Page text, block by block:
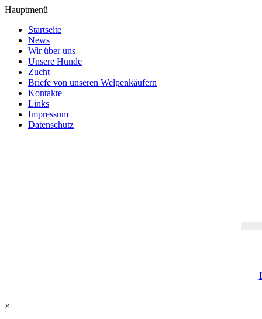
Hauptmenü
Startseite
News
Wir über uns
Unsere Hunde
Zucht
Briefe von unseren Welpenkäufern
Kontakte
Links
Impressum
Datenschutz